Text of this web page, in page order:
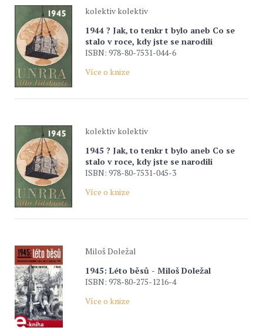
kolektiv kolektiv
1944 ? Jak‚ to tenkr t bylo aneb Co se
stalo v roce, kdy jste se narodili
ISBN: 978-80-7531-044-6
Více o knize
kolektiv kolektiv
1945 ? Jak‚ to tenkr t bylo aneb Co se
stalo v roce, kdy jste se narodili
ISBN: 978-80-7531-045-3
Více o knize
Miloš Doležal
1945: Léto běsů - Miloš Doležal
ISBN: 978-80-275-1216-4
Více o knize